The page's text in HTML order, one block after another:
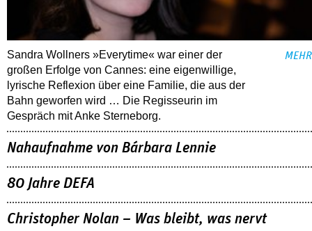
Sandra Wollners »Everytime« war einer der
großen Erfolge von Cannes: eine eigenwillige,
lyrische Reflexion über eine ­Familie, die aus der
Bahn geworfen wird … Die Regisseurin im
Gespräch mit Anke Sterneborg.
MEHR
Nahaufnahme von Bárbara Lennie
80 Jahre DEFA
Christopher Nolan – Was bleibt, was nervt